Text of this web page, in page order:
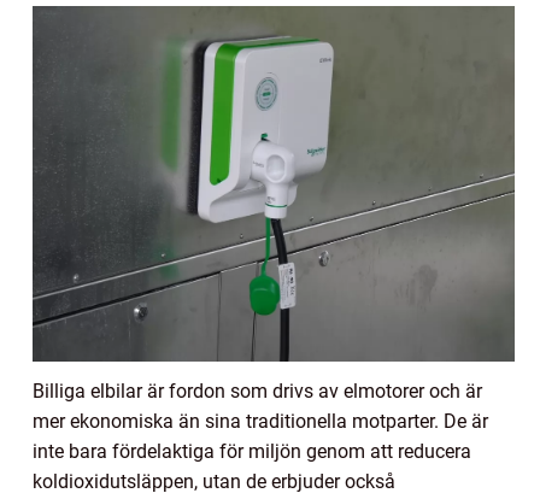
Billiga elbilar är fordon som drivs av elmotorer och är
mer ekonomiska än sina traditionella motparter. De är
inte bara fördelaktiga för miljön genom att reducera
koldioxidutsläppen, utan de erbjuder också